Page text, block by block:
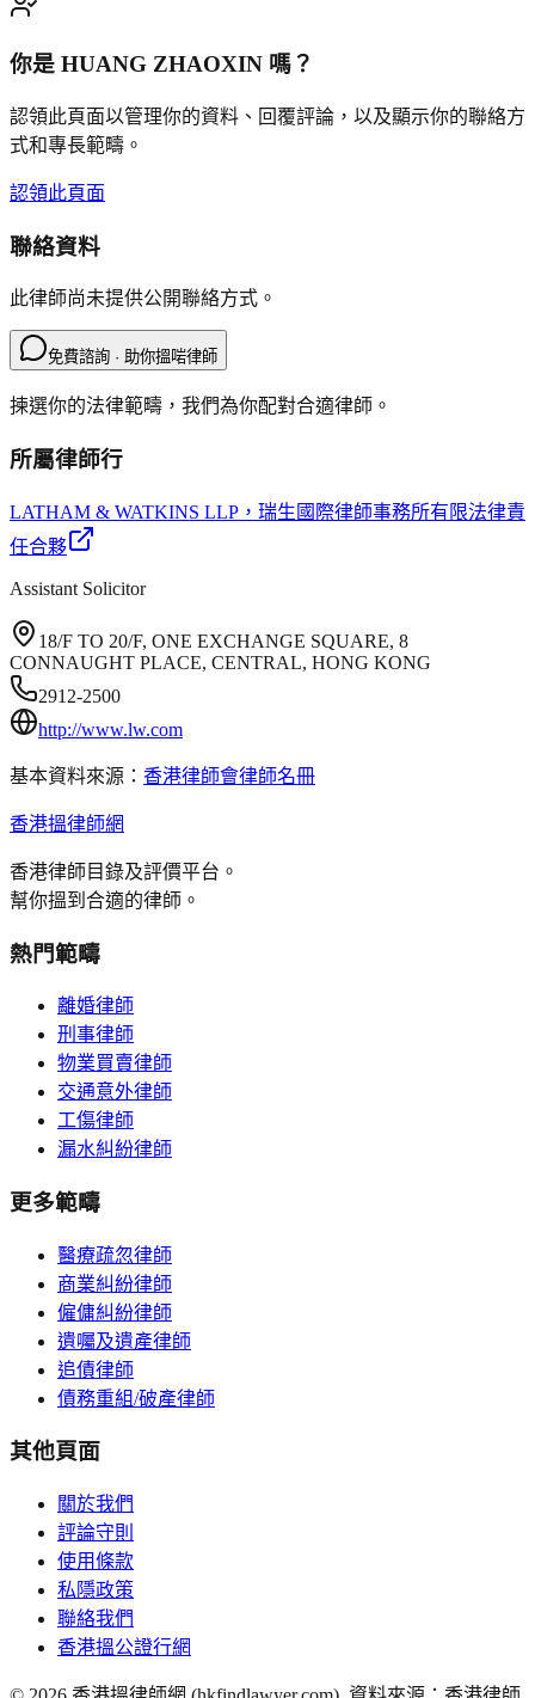
你是 HUANG ZHAOXIN 嗎？
認領此頁面以管理你的資料、回覆評論，以及顯示你的聯絡方
式和專長範疇。
認領此頁面
聯絡資料
此律師尚未提供公開聯絡方式。
免費諮詢 · 助你搵啱律師
揀選你的法律範疇，我們為你配對合適律師。
所屬律師行
LATHAM & WATKINS LLP ，瑞生國際律師事務所有限法律責
任合夥
Assistant Solicitor
18/F TO 20/F, ONE EXCHANGE SQUARE, 8
CONNAUGHT PLACE, CENTRAL, HONG KONG
2912-2500
http://www.lw.com
基本資料來源： 香港律師會律師名冊
香港搵律師網
香港律師目錄及評價平台。
幫你搵到合適的律師。
熱門範疇
離婚律師
刑事律師
物業買賣律師
交通意外律師
工傷律師
漏水糾紛律師
更多範疇
醫療疏忽律師
商業糾紛律師
僱傭糾紛律師
遺囑及遺產律師
追債律師
債務重組/破產律師
其他頁面
關於我們
評論守則
使用條款
私隱政策
聯絡我們
香港搵公證行網